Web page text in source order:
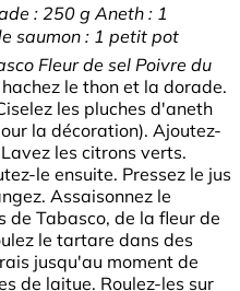
: 250 g Aneth : 1
saumon : 1 petit pot
Fleur de sel Poivre du
le thon et la dorade.
les pluches d'aneth
la décoration). Ajoutez-
les citrons verts.
le ensuite. Pressez le jus
Assaisonnez le
Tabasco, de la fleur de
le tartare dans des
jusqu'au moment de
de laitue. Roulez-les sur